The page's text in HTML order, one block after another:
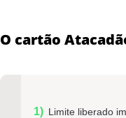
O cartão
Limite liberado